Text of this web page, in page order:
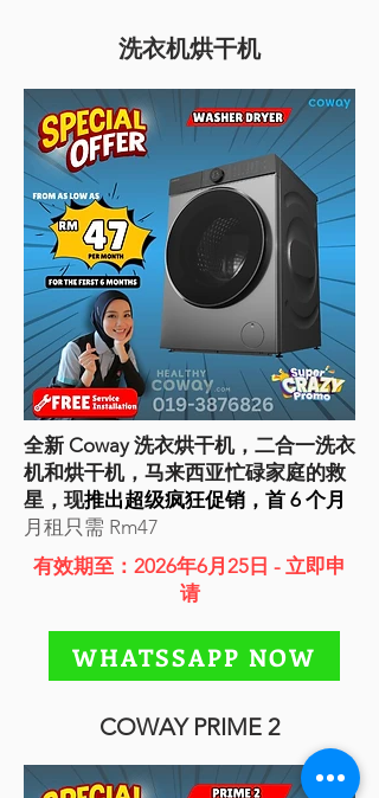
洗衣机烘干机
全新 Coway 洗衣烘干机，二合一洗衣
机和烘干机，马来西亚忙碌家庭的救
星，现推出超级疯狂促销，首 6 个月
月租只需 Rm47
有效期至：2026年6月25日 - 立即申
请
WHATSSAPP NOW
COWAY PRIME 2